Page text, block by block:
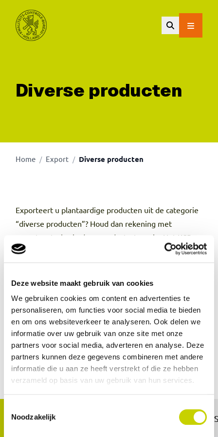
Deze website maakt gebruik van cookies
We gebruiken cookies om content en advertenties te
personaliseren, om functies voor social media te bieden
en om ons websiteverkeer te analyseren. Ook delen we
informatie over uw gebruik van onze site met onze
partners voor social media, adverteren en analyse. Deze
partners kunnen deze gegevens combineren met andere
informatie die u aan ze heeft verstrekt of die ze hebben
verzameld op basis van uw gebruik van hun services.
Noodzakelijk
Diverse producten
Home / Export / Diverse producten
Exporteert u plantaardige producten uit de categorie
“diverse producten”? Houd dan rekening met
exportcontroles in deze productcategorie. Het KCB
voert in opdracht van de NVWA steekproefsgewijs
inspecties uit op producten zoals potgrond, mout en
bloem. De NVWA heeft een lijst van producten
Contact opnemen
Zoetermeer